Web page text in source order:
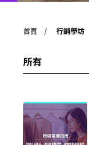
首頁 行銷學坊